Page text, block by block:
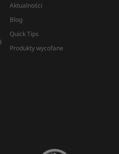
Aktualności
Blog
Quick Tips
Produkty wycofane